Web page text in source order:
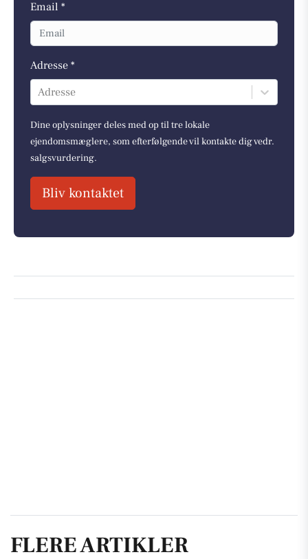
Email *
Adresse *
Adresse
Dine oplysninger deles med op til tre lokale
ejendomsmæglere, som efterfølgende vil kontakte dig vedr.
salgsvurdering.
Bliv kontaktet
FLERE ARTIKLER